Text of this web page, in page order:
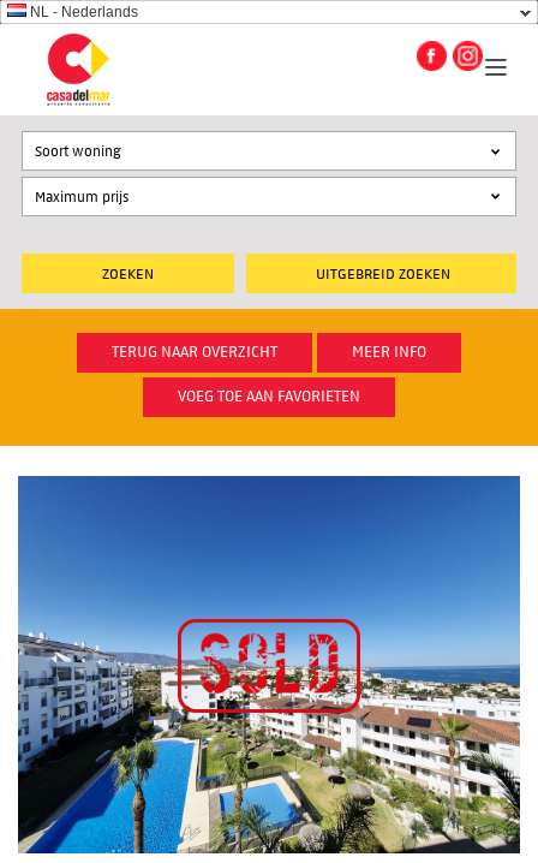
NL - Nederlands
UITGEBREID ZOEKEN
Soort woning
TERUG NAAR OVERZICHT MEER INFO
VOEG TOE AAN FAVORIETEN